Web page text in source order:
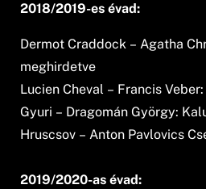
2018/2019-es évad:
Dermot Craddock – Agatha
meghirdetve
Lucien Cheval – Francis
Gyuri – Dragomán György:
Hruscsov – Anton Pavlovics
2019/2020-as évad: